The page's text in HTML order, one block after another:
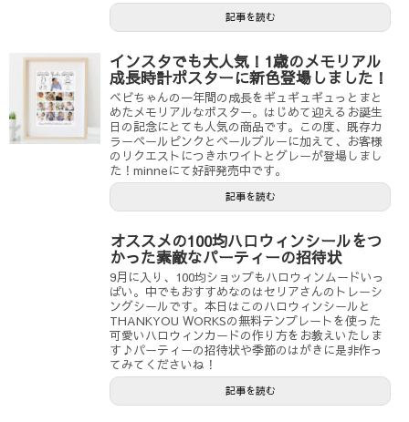
記事を読む
インスタでも大人気！1歳のメモリアル
成長時計ポスターに新色登場しました！
ベビちゃんの一年間の成長をギュギュギュっとまと
めたメモリアルなポスター。はじめて迎えるお誕生
日の記念にとても人気の商品です。この度、既存カ
ラーペールピンクとペールブルーに加えて、お客様
のリクエストにつきホワイトとグレーが登場しまし
た！minneにて好評発売中です。
記事を読む
オススメの100均ハロウィンシールをつ
かった素敵なパーティーの招待状
9月に入り、100均ショップもハロウィンムードいっ
ぱい。中でもおすすめなのはセリアさんのトレーシ
ングシールです。本日はこのハロウィンシールと
THANKYOU WORKSの無料テンプレートを使った
可愛いハロウィンカードの作り方をお教えいたしま
す♪パーティーの招待状や季節のはがきに是非作っ
てみてくださいね！
記事を読む